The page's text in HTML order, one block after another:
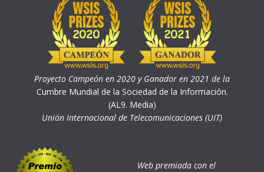
Proyecto Campeón en 2020 y Ganador en 2021 de la
Cumbre Mundial de la Sociedad de la Información.
(AL9. Media)
Unión Internacional de Telecomunicaciones (UIT)
Web premiada con el